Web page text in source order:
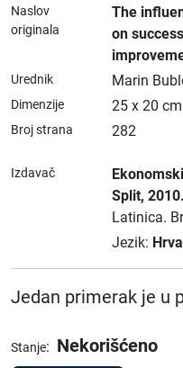
Naslov
originala
The
on
Urednik Marin
Dimenzije 25 x 20 cm
Broj strana 282
Izdavač
Split, 2010.
Latinica.
Jezik:
Jedan primerak je u
Stanje: Nekorišćeno